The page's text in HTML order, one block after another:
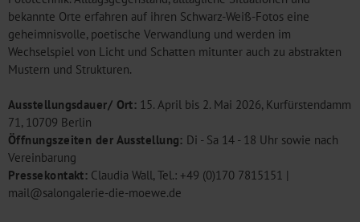
bekannte Orte erfahren auf ihren Schwarz-Weiß-Fotos eine
geheimnisvolle, poetische Verwandlung und werden im
Wechselspiel von Licht und Schatten mitunter auch zu abstrakten
Mustern und Strukturen.
Ausstellungsdauer/ Ort: 15. April bis 2. Mai 2026, Kurfürstendamm
71, 10709 Berlin
Öffnungszeiten der Ausstellung: Di - Sa 14 - 18 Uhr sowie nach
Vereinbarung
Pressekontakt: Claudia Wall, Tel.: +49 (0)170 7815151 |
mail@salongalerie-die-moewe.de